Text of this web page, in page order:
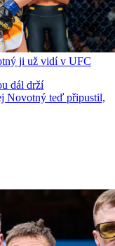
ji už vidí v UFC
dál drží
Novotný teď připustil,